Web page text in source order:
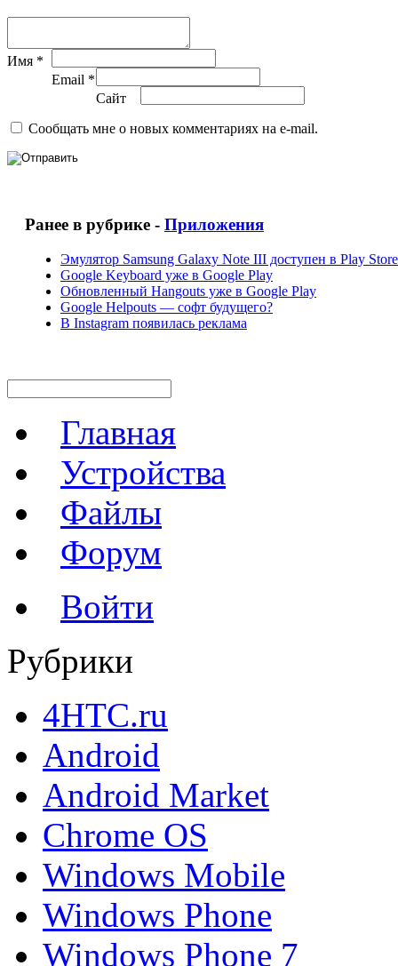
Имя *
Email *
Сайт
Сообщать мне о новых комментариях на e-mail.
Ранее в рубрике - Приложения
Эмулятор Samsung Galaxy Note III доступен в Play Store
Google Keyboard уже в Google Play
Обновленный Hangouts уже в Google Play
Google Helpouts — софт будущего?
В Instagram появилась реклама
Главная
Устройства
Файлы
Форум
Войти
Рубрики
4HTC.ru
Android
Android Market
Chrome OS
Windows Mobile
Windows Phone
Windows Phone 7